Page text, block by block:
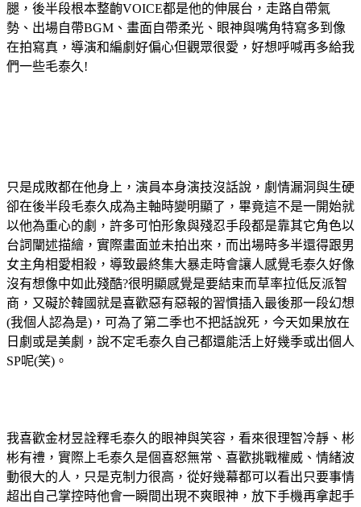
腿，後半段根本整齣VOICE都是他的伸展台，走路自帶氣
勢、出場自帶BGM、畫面自帶柔光、眼神與嘴角特寫多到像
在拍寫真，導演和編劇好偏心但觀眾很愛，好想呼喊再多給我
們一些毛泰久!
只是成敗都在他身上，演員本身演技沒話說，劇情漏洞與生硬
卻在後半段毛泰久成為主軸時變明顯了，畢竟這不是一開始就
以他為重心的劇，許多可怕形象與殘忍手段都是靠其它角色以
台詞闡述描繪，實際畫面並未拍出來，而出場時多半還得跟男
女主角相愛相殺，導致最終集大暴走時會讓人感覺毛泰久好像
沒有想像中如此殘酷?很明顯感覺是要結束而草率拉低反派智
商，又礙於韓國就是喜歡惡有惡報的習慣插入最後那一段幻想
(我個人認為是)，可為了第二季也不把話說死，今天如果放在
日劇或是美劇，說不定毛泰久自己都還能活上好幾季或出個人
SP呢(笑)。
我喜歡金材昱詮釋毛泰久的眼神與笑容，看來很理智冷靜、彬
彬有禮，實際上毛泰久是個喜怒無常、喜歡挑戰權威、情緒波
動很大的人，只是克制力很高，從好幾幕都可以看出只要事情
超出自己掌控時他會一瞬間出現不爽眼神，放下手機再拿起手